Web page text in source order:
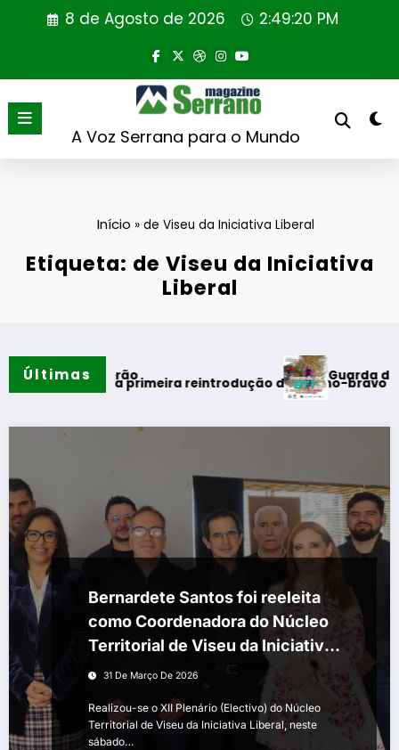
8 de Agosto de 2026 2:49:21 PM
A Voz Serrana para o Mundo
Início » de Viseu da Iniciativa Liberal
Etiqueta: de Viseu da Iniciativa
Liberal
Últimas
do verão
realiza primeira reintrodução de coelho-bravo em área
Guarda desafia
Bernardete Santos foi reeleita
como Coordenadora do Núcleo
Territorial de Viseu da Iniciativa
Liberal
31 De Março De 2026
Realizou-se o XII Plenário (Electivo) do Núcleo
Territorial de Viseu da Iniciativa Liberal, neste
sábado…